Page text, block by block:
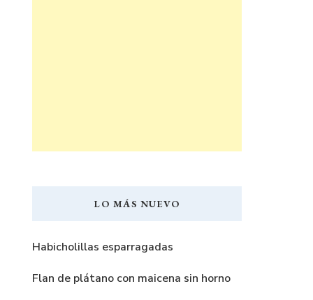
LO MÁS NUEVO
Habicholillas esparragadas
Flan de plátano con maicena sin horno